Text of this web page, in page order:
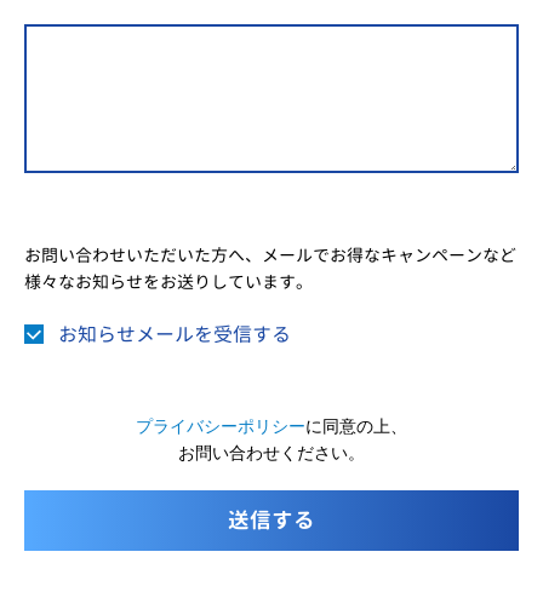
お問い合わせいただいた方へ、メールでお得なキャンペーンなど
様々なお知らせをお送りしています。
お知らせメールを受信する
プライバシーポリシーに同意の上、
お問い合わせください。